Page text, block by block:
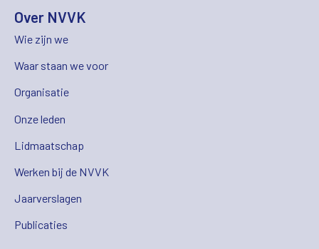
Over NVVK
Wie zijn we
Waar staan we voor
Organisatie
Onze leden
Lidmaatschap
Werken bij de NVVK
Jaarverslagen
Publicaties